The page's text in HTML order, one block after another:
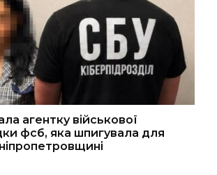
агентку військової
фсб, яка шпигувала для